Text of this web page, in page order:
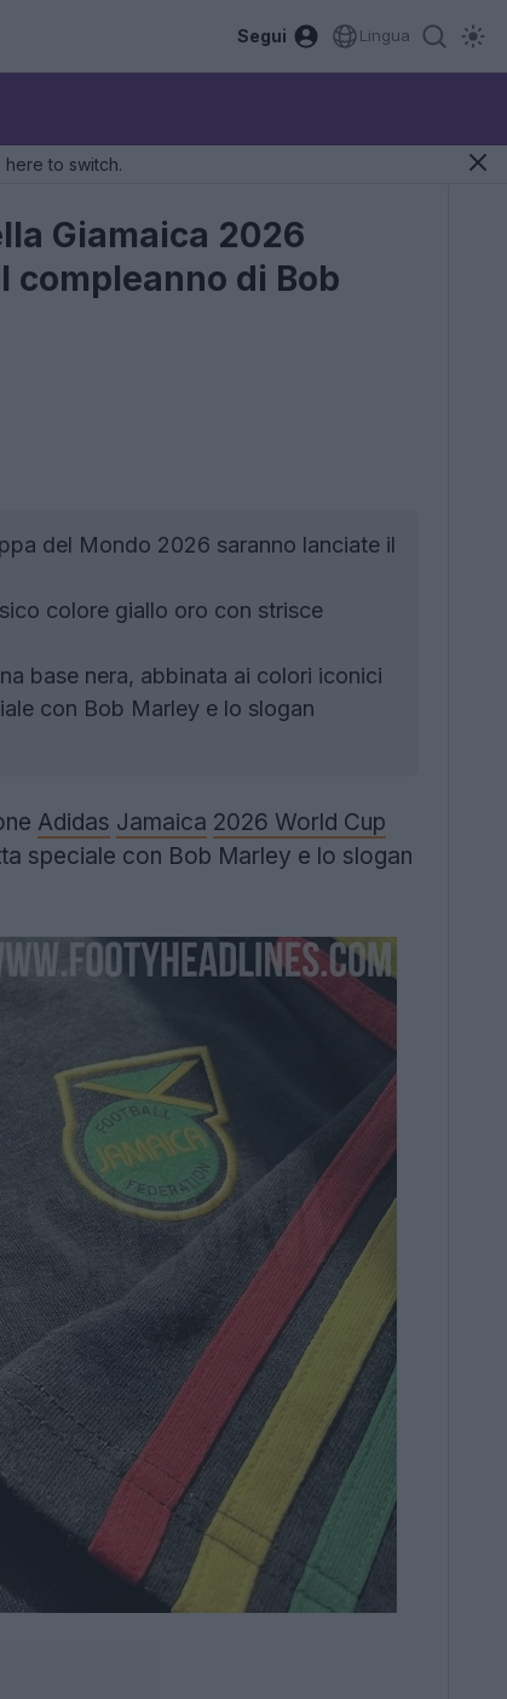
Segui Lingua
here to switch.
Giamaica 2026
compleanno di Bob
del Mondo 2026 saranno lanciate il
colore giallo oro con strisce
base nera, abbinata ai colori iconici
con Bob Marley e lo slogan
Adidas Jamaica 2026 World Cup
speciale con Bob Marley e lo slogan